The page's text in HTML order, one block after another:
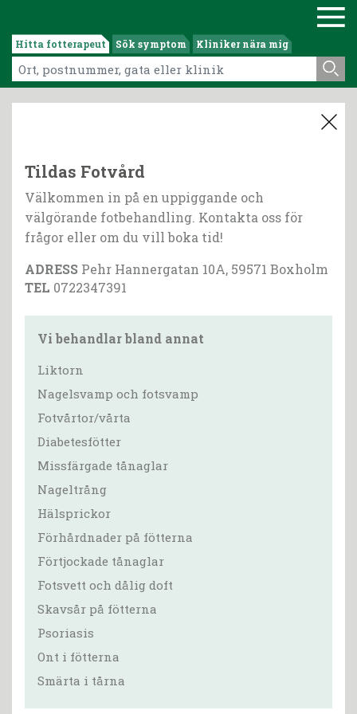
Hitta fotterapeut Sök symptom Kliniker nära mig
Tildas Fotvård
Välkommen in på en uppiggande och
välgörande fotbehandling. Kontakta oss för
frågor eller om du vill boka tid!
ADRESS Pehr Hannergatan 10A, 59571 Boxholm
TEL 0722347391
Vi behandlar bland annat
Liktorn
Nagelsvamp och fotsvamp
Fotvårtor/vårta
Diabetesfötter
Missfärgade tånaglar
Nageltrång
Hälsprickor
Förhårdnader på fötterna
Förtjockade tånaglar
Fotsvett och dålig doft
Skavsår på fötterna
Psoriasis
Ont i fötterna
Smärta i tårna